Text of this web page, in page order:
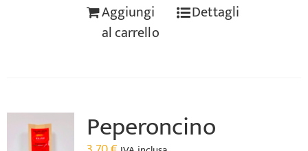
Aggiungi
al carrello
Dettagli
Peperoncino